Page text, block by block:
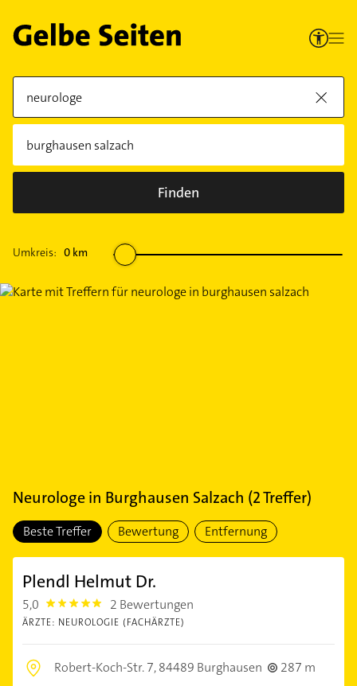
Finden
Umkreis: 0 km
Neurologein Burghausen Salzach (2Treffer)
Beste Treffer Bewertung Entfernung
Plendl Helmut Dr.
5,0 5.0 2 Bewertungen
ÄRZTE: NEUROLOGIE (FACHÄRZTE)
Robert-Koch-Str. 7,84489 Burghausen
287 m